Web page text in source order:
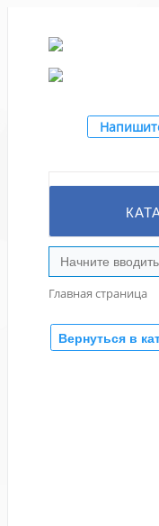
Главная страница
Вернуться в